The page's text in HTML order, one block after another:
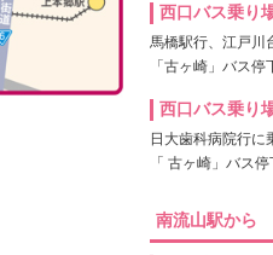
西口バス乗り
馬橋駅行、江戸川
「古ヶ崎」バス
西口バス乗り
日大歯科病院行に
「 古ヶ崎」バス
南流山駅から